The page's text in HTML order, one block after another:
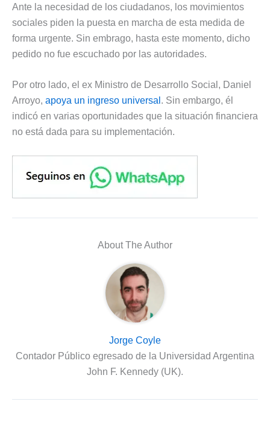
Ante la necesidad de los ciudadanos, los movimientos
sociales piden la puesta en marcha de esta medida de
forma urgente. Sin embrago, hasta este momento, dicho
pedido no fue escuchado por las autoridades.
Por otro lado, el ex Ministro de Desarrollo Social, Daniel
Arroyo, apoya un ingreso universal . Sin embargo, él
indicó en varias oportunidades que la situación financiera
no está dada para su implementación.
About The Author
Jorge Coyle
Contador Público egresado de la Universidad Argentina
John F. Kennedy (UK).